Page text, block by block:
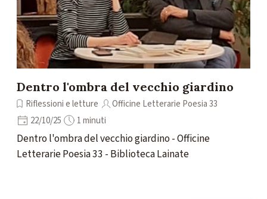
Dentro l'ombra del vecchio giardino
Riflessioni e letture
Officine Letterarie Poesia 33
22/10/25
1 minuti
Dentro l'ombra del vecchio giardino - Officine
Letterarie Poesia 33 - Biblioteca Lainate